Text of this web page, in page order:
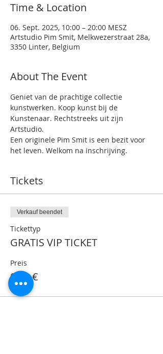
Time & Location
06. Sept. 2025, 10:00 – 20:00 MESZ
Artstudio Pim Smit, Melkwezerstraat 28a,
3350 Linter, Belgium
About The Event
Geniet van de prachtige collectie
kunstwerken. Koop kunst bij de
Kunstenaar. Rechtstreeks uit zijn
Artstudio.
Een originele Pim Smit is een bezit voor
het leven. Welkom na inschrijving.
Tickets
Verkauf beendet
Tickettyp
GRATIS VIP TICKET
Preis
0,00 €